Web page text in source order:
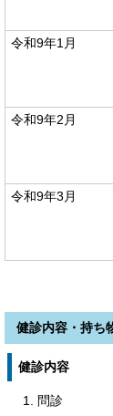
令和9年1月
令和9年2月
令和9年3月
健診内容・持ち
健診内容
問診